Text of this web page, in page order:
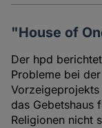
"House of
Der hpd
Probleme bei
das Gebetshaus
Religionen nicht